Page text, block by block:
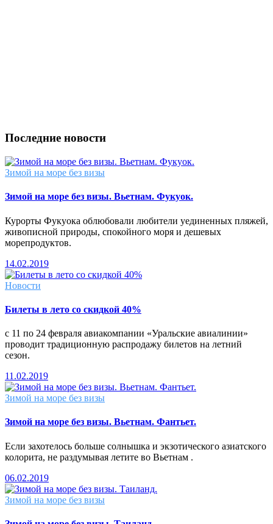
Последние новости
Зимой на море без визы
Зимой на море без визы. Вьетнам. Фукуок.
Курорты Фукуока облюбовали любители уединенных пляжей,
живописной природы, спокойного моря и дешевых
морепродуктов.
14.02.2019
Новости
Билеты в лето со скидкой 40%
с 11 по 24 февраля авиакомпании «Уральские авиалинии»
проводит традиционную распродажу билетов на летний
сезон.
11.02.2019
Зимой на море без визы
Зимой на море без визы. Вьетнам. Фантьет.
Если захотелось больше солнышка и экзотического азиатского
колорита, не раздумывая летите во Вьетнам .
06.02.2019
Зимой на море без визы